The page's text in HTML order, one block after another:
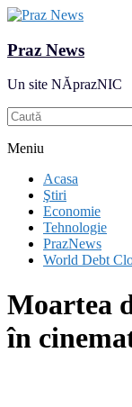
Praz News
Un site NĂprazNIC
Meniu
Acasa
Ştiri
Economie
Tehnologie
PrazNews
World Debt
Moartea
în